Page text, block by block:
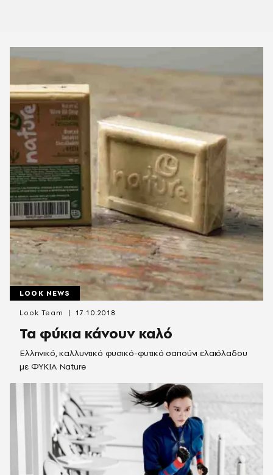
LOOK NEWS
Τα φύκια κάνουν καλό
Ελληνικό, καλλυντικό φυσικό-φυτικό σαπούνι ελαιόλαδου
με ΦΥΚΙΑ Nature
Look Team 17.10.2018